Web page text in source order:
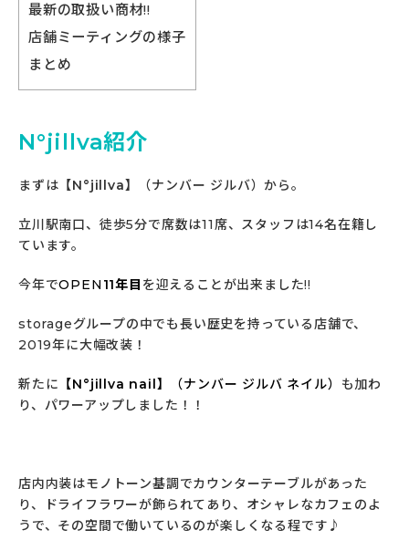
最新の取扱い商材!!
店舗ミーティングの様子
まとめ
N°jillva紹介
まずは 【N°jillva】 （ナンバー ジルバ）から。
立川駅南口、徒歩5分で席数は11席、スタッフは14名在籍し
ています。
今年でOPEN 11年目 を迎えることが出来ました!!
storageグループの中でも長い歴史を持っている店舗で、
2019年に大幅改装！
新たに 【N°jillva nail】 （ナンバー ジルバ ネイル） も加わ
り、パワーアップしました！！
店内内装はモノトーン基調でカウンターテーブルがあった
り、ドライフラワーが飾られてあり、オシャレなカフェのよ
うで、その空間で働いているのが楽しくなる程です♪